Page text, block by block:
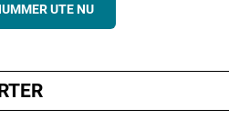
UTE NU